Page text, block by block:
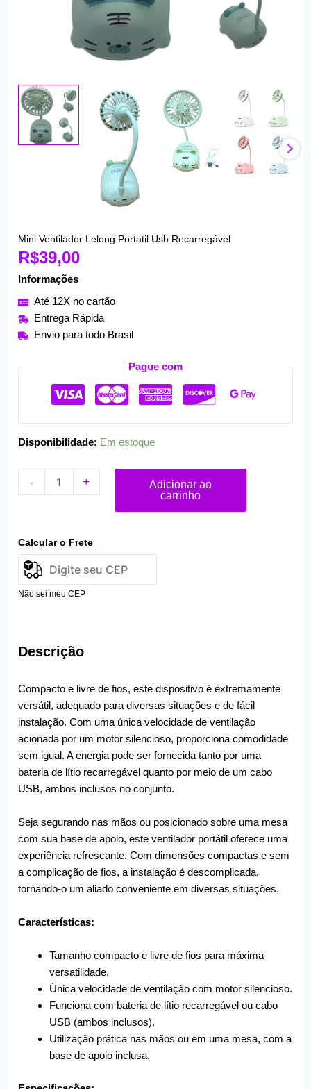
Mini Ventilador Lelong Portatil Usb Recarregável
R$39,00
Informações
Até 12X no cartão
Entrega Rápida
Envio para todo Brasil
Pague com
Disponibilidade: Em estoque
-
Mini
Ventilador
Lelong
Usb
Recarregável
quantidade
+
Adicionar ao
carrinho
Calcular o Frete
Não sei meu CEP
Descrição
Compacto e livre de fios, este dispositivo é extremamente
versátil, adequado para diversas situações e de fácil
instalação. Com uma única velocidade de ventilação
acionada por um motor silencioso, proporciona comodidade
sem igual. A energia pode ser fornecida tanto por uma
bateria de lítio recarregável quanto por meio de um cabo
USB, ambos inclusos no conjunto.
Seja segurando nas mãos ou posicionado sobre uma mesa
com sua base de apoio, este ventilador portátil oferece uma
experiência refrescante. Com dimensões compactas e sem
a complicação de fios, a instalação é descomplicada,
tornando-o um aliado conveniente em diversas situações.
Características:
Tamanho compacto e livre de fios para máxima
versatilidade.
Única velocidade de ventilação com motor silencioso.
Funciona com bateria de lítio recarregável ou cabo
USB (ambos inclusos).
Utilização prática nas mãos ou em uma mesa, com a
base de apoio inclusa.